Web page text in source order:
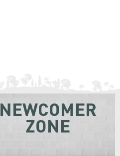
NEWCOMER
ZONE